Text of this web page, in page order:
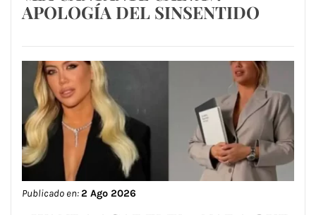
APOLOGÍA DEL SINSENTIDO
Publicado en:2 Ago 2026